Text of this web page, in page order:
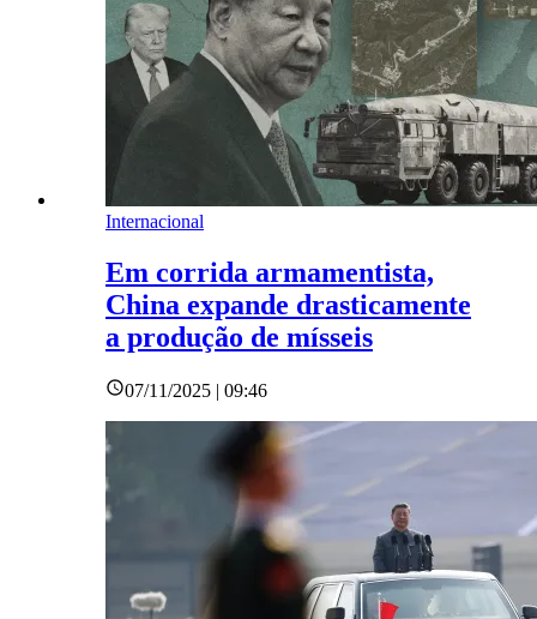
Internacional
Em corrida armamentista,
China expande drasticamente
a produção de mísseis
07/11/2025 | 09:46